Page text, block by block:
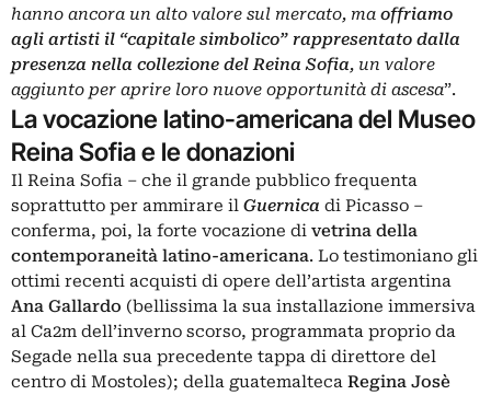
hanno ancora un alto valore sul mercato, ma offriamo
agli artisti il “capitale simbolico” rappresentato dalla
presenza nella collezione del Reina Sofia, un valore
aggiunto per aprire loro nuove opportunità di ascesa”.
La vocazione latino-americana del Museo
Reina Sofia e le donazioni
Il Reina Sofia – che il grande pubblico frequenta
soprattutto per ammirare il Guernica di Picasso –
conferma, poi, la forte vocazione di vetrina della
contemporaneità latino-americana. Lo testimoniano gli
ottimi recenti acquisti di opere dell’artista argentina
Ana Gallardo (bellissima la sua installazione immersiva
al Ca2m dell’inverno scorso, programmata proprio da
Segade nella sua precedente tappa di direttore del
centro di Mostoles); della guatemalteca Regina Josè